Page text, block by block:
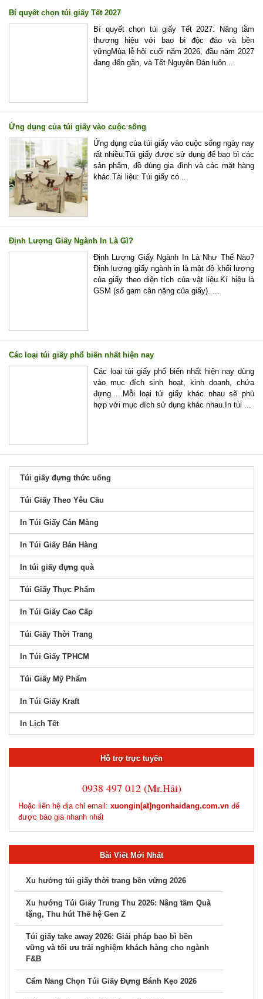
Bí quyết chọn túi giấy Tết 2027
Bí quyết chọn túi giấy Tết 2027: Nâng tầm
thương hiệu với bao bì độc đáo và bền
vữngMùa lễ hội cuối năm 2026, đầu năm 2027
đang đến gần, và Tết Nguyên Đán luôn ...
Ứng dụng của túi giấy vào cuộc sống
Ứng dụng của túi giấy vào cuộc sống ngày nay
rất nhiều:Túi giấy được sử dụng để bao bì các
sản phẩm, đồ dùng gia đình và các mặt hàng
khác.Tài liệu: Túi giấy có ...
Định Lượng Giấy Ngành In Là Gì?
Định Lượng Giấy Ngành In Là Như Thế Nào?
Định lượng giấy ngành in là mật độ khối lượng
của giấy theo diện tích của vật liệu.Kí hiệu là
GSM (số gam cân nặng của giấy). ...
Các loại túi giấy phổ biến nhất hiện nay
vào mục đích sinh hoạt, kinh doanh, chứa
đựng.....Mỗi loại túi giấy khác nhau sẽ phù
hợp với mục đích sử dụng khác nhau.In túi ...
Túi Giấy Theo Yêu Cầu
In Túi Giấy Cán Màng
In Túi Giấy Bán Hàng
In túi giấy đựng quà
Túi Giấy Thực Phẩm
In Túi Giấy Cao Cấp
Túi Giấy Thời Trang
In Túi Giấy TPHCM
Túi Giấy Mỹ Phẩm
In Túi Giấy Kraft
In Lịch Tết
Hỗ trợ trực tuyến
Hoặc liên hệ địa chỉ email:xuongin[at]ngonhaidang.com.vn
Bài Viết Mới Nhất
Xu hướng Túi Giấy Trung Thu 2026: Nâng tầm Quà
Túi giấy take away 2026: Giải pháp bao bì bền
vững và tối ưu trải nghiệm khách hàng cho ngành
F&B
Cẩm Nang Chọn Túi Giấy Đựng Bánh Kẹo 2026
Tối ưu hóa bao bì mỹ phẩm giấy 2026
7 Xu Hướng Thiết Kế Túi Giấy Ấn Tượng